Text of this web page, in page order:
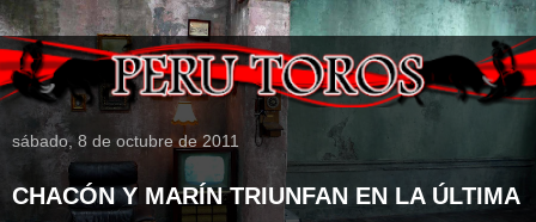
sábado, 8 de octubre de 2011
CHACÓN Y MARÍN TRIUNFAN EN LA ÚLTIMA